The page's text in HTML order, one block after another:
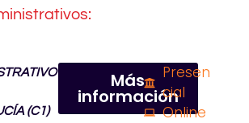
:
(C1)
Más
información
Presen
cial
Online